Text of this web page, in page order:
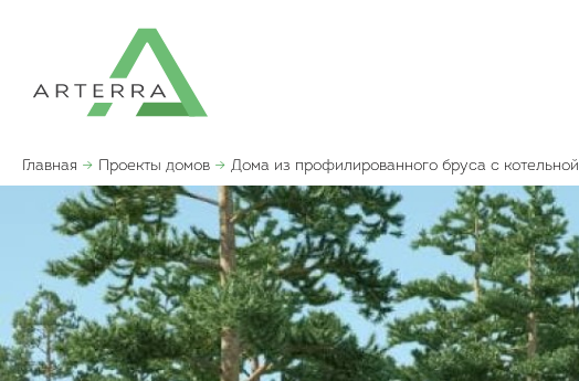
Главная Проекты домов Дома из профилированного бруса с котельной